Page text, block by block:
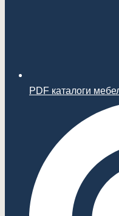
PDF каталоги